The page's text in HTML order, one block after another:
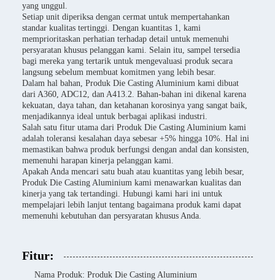
yang unggul.
Setiap unit diperiksa dengan cermat untuk mempertahankan
standar kualitas tertinggi. Dengan kuantitas 1, kami
memprioritaskan perhatian terhadap detail untuk memenuhi
persyaratan khusus pelanggan kami. Selain itu, sampel tersedia
bagi mereka yang tertarik untuk mengevaluasi produk secara
langsung sebelum membuat komitmen yang lebih besar.
Dalam hal bahan, Produk Die Casting Aluminium kami dibuat
dari A360, ADC12, dan A413.2. Bahan-bahan ini dikenal karena
kekuatan, daya tahan, dan ketahanan korosinya yang sangat baik,
menjadikannya ideal untuk berbagai aplikasi industri.
Salah satu fitur utama dari Produk Die Casting Aluminium kami
adalah toleransi kesalahan daya sebesar +5% hingga 10%. Hal ini
memastikan bahwa produk berfungsi dengan andal dan konsisten,
memenuhi harapan kinerja pelanggan kami.
Apakah Anda mencari satu buah atau kuantitas yang lebih besar,
Produk Die Casting Aluminium kami menawarkan kualitas dan
kinerja yang tak tertandingi. Hubungi kami hari ini untuk
mempelajari lebih lanjut tentang bagaimana produk kami dapat
memenuhi kebutuhan dan persyaratan khusus Anda.
Fitur:
Nama Produk: Produk Die Casting Aluminium